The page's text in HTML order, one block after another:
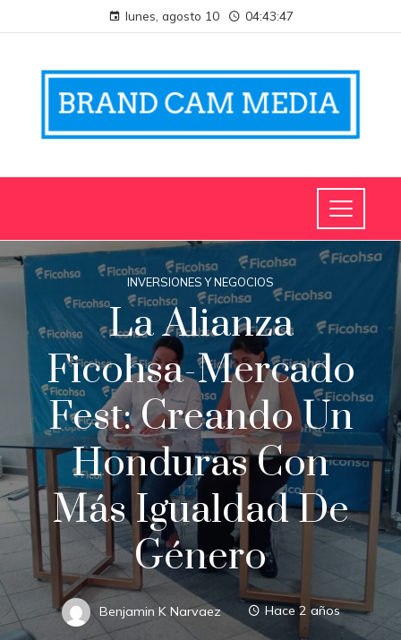
lunes, agosto 10 04:43:47
INVERSIONES Y NEGOCIOS
La Alianza
Ficohsa-Mercado
Fest: Creando Un
Honduras Con
Más Igualdad De
Género
Benjamin K Narvaez Hace 2 años